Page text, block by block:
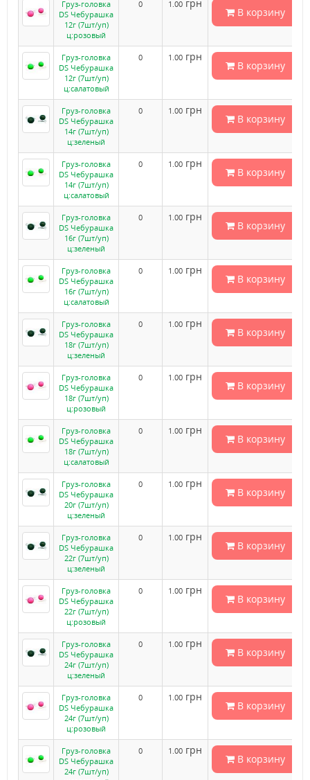
Груз-головка
DS Чебурашка
12г (7шт/уп)
ц:розовый
0 1.00 грн
В корзину
Груз-головка
DS Чебурашка
12г (7шт/уп)
ц:салатовый
0 1.00 грн
В корзину
Груз-головка
DS Чебурашка
14г (7шт/уп)
ц:зеленый
0 1.00 грн
В корзину
Груз-головка
DS Чебурашка
14г (7шт/уп)
ц:салатовый
0 1.00 грн
В корзину
Груз-головка
DS Чебурашка
16г (7шт/уп)
ц:зеленый
0 1.00 грн
В корзину
Груз-головка
DS Чебурашка
16г (7шт/уп)
ц:салатовый
0 1.00 грн
В корзину
Груз-головка
DS Чебурашка
18г (7шт/уп)
ц:зеленый
0 1.00 грн
В корзину
Груз-головка
DS Чебурашка
18г (7шт/уп)
ц:розовый
0 1.00 грн
В корзину
Груз-головка
DS Чебурашка
18г (7шт/уп)
ц:салатовый
0 1.00 грн
В корзину
Груз-головка
DS Чебурашка
20г (7шт/уп)
ц:зеленый
0 1.00 грн
В корзину
Груз-головка
DS Чебурашка
22г (7шт/уп)
ц:зеленый
0 1.00 грн
В корзину
Груз-головка
DS Чебурашка
22г (7шт/уп)
ц:розовый
0 1.00 грн
В корзину
Груз-головка
DS Чебурашка
24г (7шт/уп)
ц:зеленый
0 1.00 грн
В корзину
Груз-головка
DS Чебурашка
24г (7шт/уп)
ц:розовый
0 1.00 грн
В корзину
Груз-головка
DS Чебурашка
24г (7шт/уп)
0 1.00 грн
В корзину